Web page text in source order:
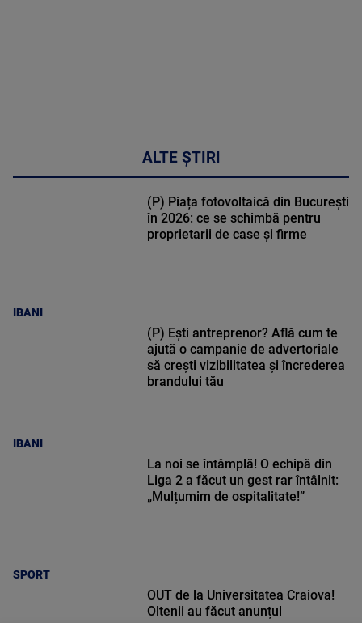
ALTE ȘTIRI
IBANI
(P) Piața fotovoltaică din București
în 2026: ce se schimbă pentru
proprietarii de case și firme
IBANI
(P) Ești antreprenor? Află cum te
ajută o campanie de advertoriale
să crești vizibilitatea și încrederea
brandului tău
SPORT
La noi se întâmplă! O echipă din
Liga 2 a făcut un gest rar întâlnit:
„Mulțumim de ospitalitate!”
OUT de la Universitatea Craiova!
Oltenii au făcut anunțul